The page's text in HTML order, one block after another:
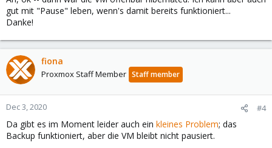
gut mit "Pause" leben, wenn's damit bereits funktioniert...
Danke!
fiona
Proxmox Staff Member Staff member
Dec 3, 2020 #4
Da gibt es im Moment leider auch ein kleines Problem; das
Backup funktioniert, aber die VM bleibt nicht pausiert.